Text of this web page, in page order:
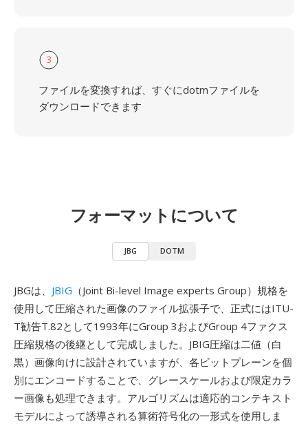
3
ファイルを変換すれば、すぐにdotmファイルを
ダウンロードできます
フォーマットについて
JBG DOTM
JBGは、 JBIG （Joint Bi-level Image experts Group）規格を
使用して圧縮された画像のファイル拡張子で、正式にはITU-
T勧告T.82として1993年にGroup 3およびGroup 4ファクス
圧縮規格の後継として完成しました。JBIG圧縮は二値（白
黒）画像向けに設計されていますが、各ビットプレーンを個
別にエンコードすることで、グレースケールおよび限定カラ
ー画像も処理できます。アルゴリズムは適応的コンテキスト
モデルによって誘導される算術符号化の一形式を使用しま